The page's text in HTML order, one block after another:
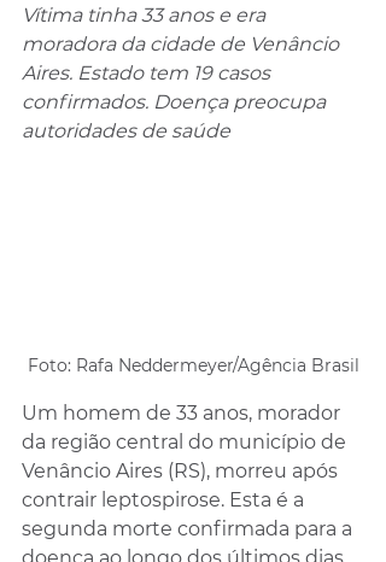
Vítima tinha 33 anos e era
moradora da cidade de Venâncio
Aires. Estado tem 19 casos
confirmados. Doença preocupa
autoridades de saúde
Foto: Rafa Neddermeyer/Agência Brasil
Um homem de 33 anos, morador
da região central do município de
Venâncio Aires (RS), morreu após
contrair leptospirose. Esta é a
segunda morte confirmada para a